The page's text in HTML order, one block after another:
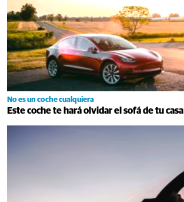
No es un coche cualquiera
Este coche te hará olvidar el sofá de tu casa